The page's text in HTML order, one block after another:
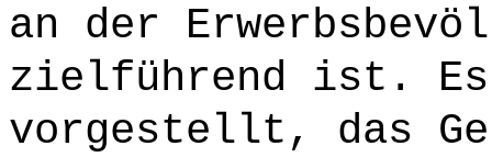
an der
zielführend ist. Es
vorgestellt, das